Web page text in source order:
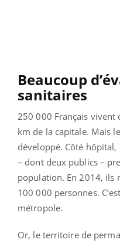
Beaucoup
sanitaires
250 000 Français vivent
km de la capitale. Mais
développé. Côté
– dont deux publics –
population. En 2014, ils
100 000 personnes.
métropole.
Or, le territoire de